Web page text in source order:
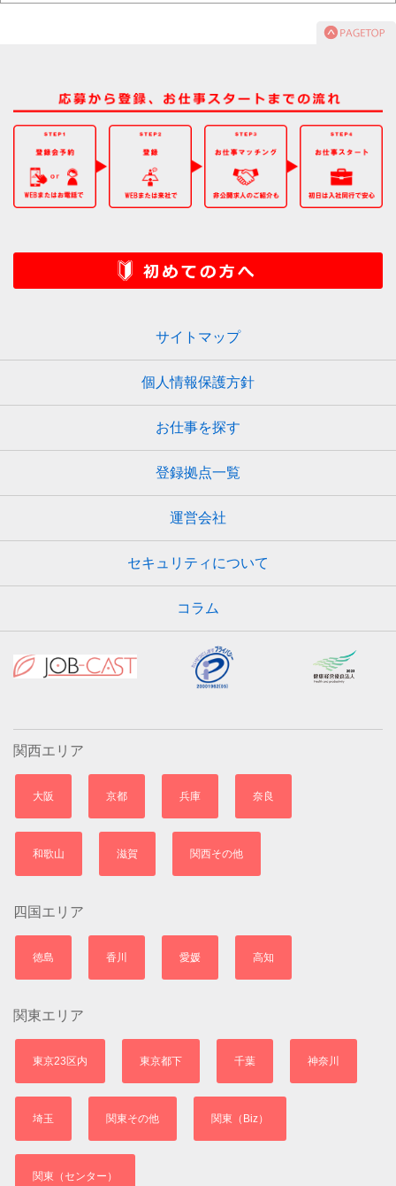
サイトマップ
個人情報保護方針
お仕事を探す
登録拠点一覧
運営会社
セキュリティについて
コラム
関西エリア
大阪 京都 兵庫 奈良
和歌山 滋賀 関西その他
四国エリア
徳島 香川 愛媛 高知
関東エリア
東京23区内 東京都下 千葉 神奈川
埼玉 関東その他 関東（Biz）
関東（センター）